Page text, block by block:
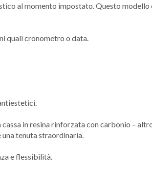
al momento impostato. Questo
quali cronometro o data.
in resina rinforzata con carbonio –
tenuta straordinaria.
e flessibilità.